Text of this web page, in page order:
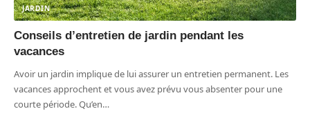
JARDIN
Conseils d’entretien de jardin pendant les
vacances
Avoir un jardin implique de lui assurer un entretien permanent. Les
vacances approchent et vous avez prévu vous absenter pour une
courte période. Qu’en…